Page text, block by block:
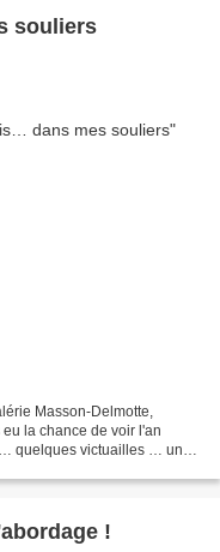
souliers
Masson-Delmotte,
la chance de voir l'an
quelques victuailles … un
!